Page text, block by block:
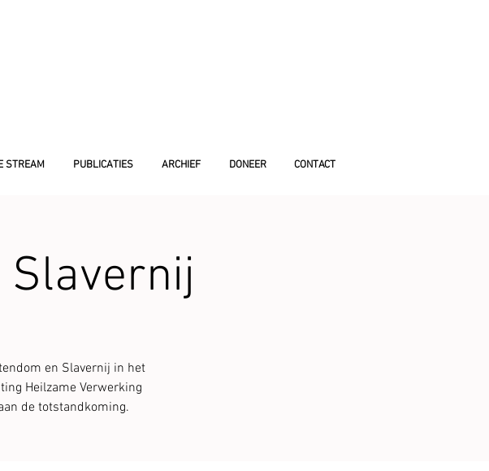
STREAM PUBLICATIES ARCHIEF DONEER CONTACT
en Slavernij in het
Heilzame Verwerking
de totstandkoming.